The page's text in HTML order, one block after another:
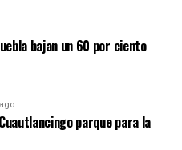
bajan un 60 por ciento
parque para la